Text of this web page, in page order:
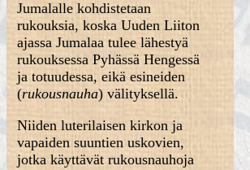
Jumalalle kohdistetaan
rukouksia, koska Uuden Liiton
ajassa Jumalaa tulee lähestyä
rukouksessa Pyhässä Hengessä
ja totuudessa, eikä esineiden
(rukousnauha) välityksellä.
Niiden luterilaisen kirkon ja
vapaiden suuntien uskovien,
jotka käyttävät rukousnauhoja